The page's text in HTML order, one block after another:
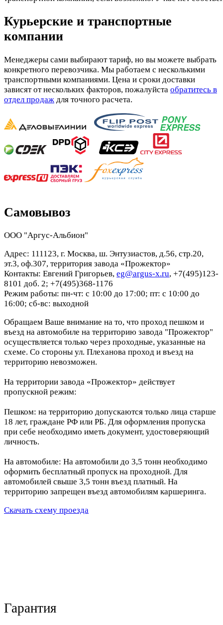
Курьерские и транспортные
компании
Менеджеры сами выбирают тариф, но вы можете выбрать
конкретного перевозчика. Мы работаем с несколькими
транспортными компаниями. Цена и сроки доставки
зависят от нескольких факторов, пожалуйста обратитесь в
отдел продаж для точного расчета.
Самовывоз
ООО "Аргус-Альбион"
Адрес: 111123, г. Москва, ш. Энтузиастов, д.56, стр.20,
эт.3, оф.307, территория завода «Прожектор»
Контакты: Евгений Григорьев, eg@argus-x.ru, +7(495)123-
8101 доб. 2; +7(495)368-1176
Режим работы: пн-чт: с 10:00 до 17:00; пт: с 10:00 до
16:00; сб-вс: выходной
Обращаем Ваше внимание на то, что проход пешком и
въезд на автомобиле на территорию завода "Прожектор"
осуществляется только через проходные, указанные на
схеме. Со стороны ул. Плеханова проход и въезд на
территорию невозможен.
На территории завода «Прожектор» действует
пропускной режим:
Пешком: на территорию допускаются только лица старше
18 лет, граждане РФ или РБ. Для оформления пропуска
при себе необходимо иметь документ, удостоверяющий
личность.
На автомобиле: На автомобили до 3,5 тонн необходимо
оформить бесплатный пропуск на проходной. Для
автомобилей свыше 3,5 тонн въезд платный. На
территорию запрещен въезд автомобилям каршеринга.
Скачать схему проезда
Гарантия